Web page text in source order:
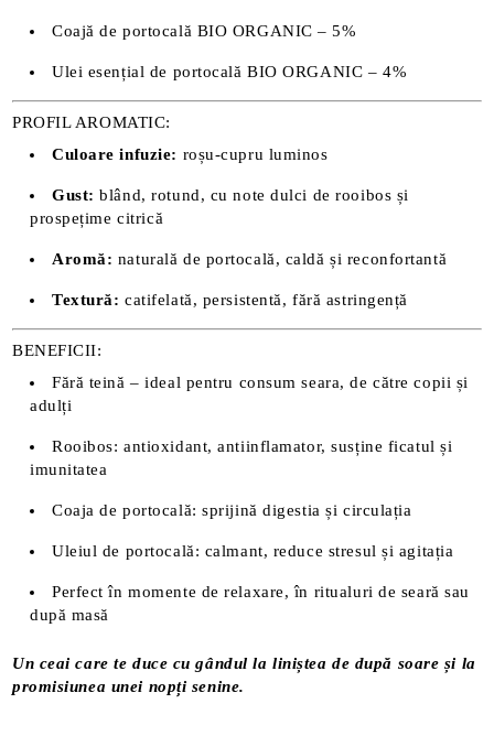
Coajă de portocală BIO ORGANIC – 5%
Ulei esențial de portocală BIO ORGANIC – 4%
PROFIL AROMATIC:
Culoare infuzie: roșu-cupru luminos
Gust: blând, rotund, cu note dulci de rooibos și
prospețime citrică
Aromă: naturală de portocală, caldă și reconfortantă
Textură: catifelată, persistentă, fără astringență
BENEFICII:
Fără teină – ideal pentru consum seara, de către copii și
adulți
Rooibos: antioxidant, antiinflamator, susține ficatul și
imunitatea
Coaja de portocală: sprijină digestia și circulația
Uleiul de portocală: calmant, reduce stresul și agitația
Perfect în momente de relaxare, în ritualuri de seară sau
după masă
Un ceai care te duce cu gândul la liniștea de după soare și la
promisiunea unei nopți senine.